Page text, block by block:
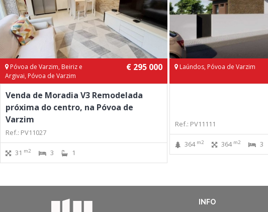
Póvoa de Varzim, Beiriz e
Argivai, Póvoa de Varzim
€ 295 000
Venda de Moradia V3 Remodelada
próxima do centro, na Póvoa de
Varzim
Ref.: PV11027
31 m2 3 1
Laúndos, Póvoa de Varzim
Ref.: PV11111
364 m2 364 m2 3
INFO